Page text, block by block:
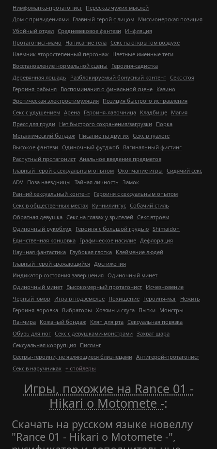
Нимфоманка-протагонист Пересказ чужих мыслей
Дом с привидениями Главный герой с лицом Миссионерская позиция
Убойный отдел Средневековое фэнтези Инфляция
Протагонист-мачо
Написание тела Секс на открытом воздухе
Наемник второстепенный персонаж Цветные именные теги
Восстановление нормальной сцены
Героиня-садистка
Деревянная лошадь
Разблокируемый бонусный контент Секс стоя
Героиня-рабыня Воспоминания о финальной сцене Казино
Эротическая электростимуляция Позиция быстрого исправления
Секс с удушением Арена Героиня-лавочница Кладбище Магия
Пресс для груди Нет быстрого сохранения/загрузки Порка
Металлический бондаж Писание на других Секс в туалете
Высокое фэнтези Одиночный футджоб
Вагинальный фистинг
Распутный протагонист Анальное введение предметов
Главный герой с сексуальным опытом Окончание игры Сидячий секс
ADV Поза наездницы Тайная личность Замок
Ранний сексуальный контент Героиня с сексуальным опытом
Секс в общественных местах Куннилингус Собачий стиль
Обратная девушка Секс на глазах у зрителей Секс втроем
Одиночный рукоблуд Героиня с большой грудью Shimaidon
Единственная концовка Графическое насилие Дефлорация
Научная фантастика Глубокая глотка Клеймение людей
Главный герой сражающийся Достижения
Индикатор состояния завершения Одиночный минет
Одиночный минет Высокомерный протагонист Исчезновение
Черный юмор
Игра в подземелье Похищение Героиня-маг Нежить
Героиня-воровка Вибраторы Хозяин и слуга Пытки Монстры
Панчира Кожаный бондаж Кляп для рта Сексуальная повязка
Обувь для ног Секс с девушками-монстрами Захват шара
Сексуальная коррупция Писсинг
Сестры-героини, не являющиеся близнецами Антигерой-протагонист
Секс в наручниках + спойлеры
Игры, похожие на Rance 01 -
Hikari o Motomete -:
Скачать на русском языке новеллу
"Rance 01 - Hikari o Motomete -",